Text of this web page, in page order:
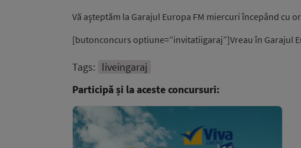
Vă aşteptăm la Garajul Europa FM miercuri începând cu
[butonconcurs optiune=”invitatiigaraj”]Vreau în Garajul
Tags: liveingaraj
Participă și la aceste concursuri: